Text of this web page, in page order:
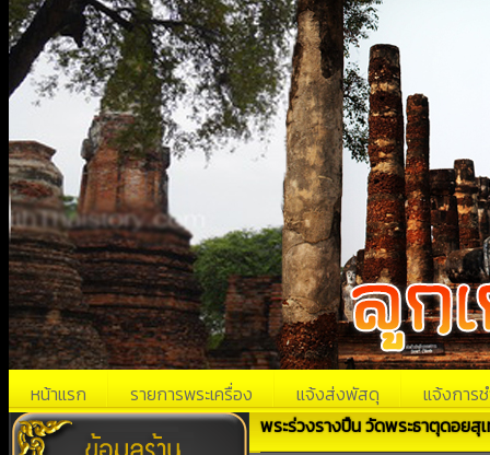
หน้าแรก รายการพระเครื่อง แจ้งส่งพัสดุ แจ้งการช
พระร่วงรางปืน วัดพระธาตุดอยสุ